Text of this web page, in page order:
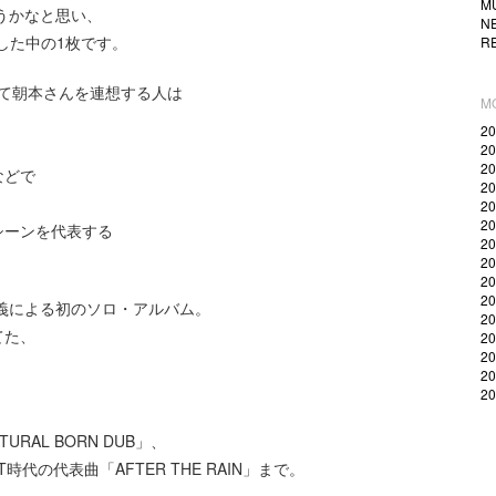
なと思い、
中の1枚です。
朝本さんを連想する人は
どで
ンを代表する
よる初のソロ・アルバム。
、
BORN DUB」、
代の代表曲「AFTER THE RAIN」まで。